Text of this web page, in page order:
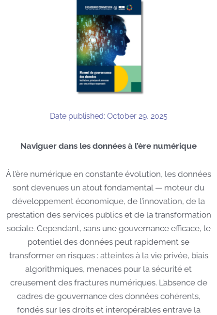
Naviguer dans les données à l’ère numérique
À l’ère numérique en constante évolution, les données
sont devenues un atout fondamental — moteur du
développement économique, de l’innovation, de la
prestation des services publics et de la transformation
sociale. Cependant, sans une gouvernance efficace, le
potentiel des données peut rapidement se
transformer en risques : atteintes à la vie privée, biais
algorithmiques, menaces pour la sécurité et
creusement des fractures numériques. L’absence de
cadres de gouvernance des données cohérents,
fondés sur les droits et interopérables entrave la
Date published: October 29, 2025